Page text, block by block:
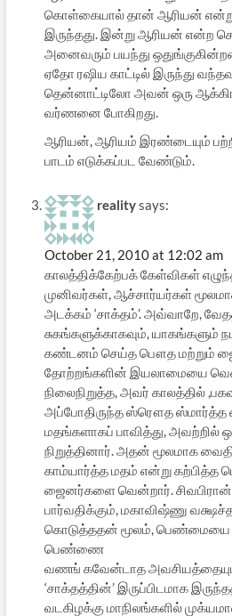
கொள்கையால் தான் ஆரியன் என்று
இருந்தது. இன்று ஆரியன் என்ற
அனைவரும் பயந்து
ஏதோ ரஷிய காட்டில் இருந்து
தென்னாட்டிலோ அவன் ஒரு
வர்ணனை போகிறது.
ஆரியன், ஆரியம் இரண்டையும்
பாடம் எடுக்கப்பட வேண்டும்.
realitysays:
October 21, 2010 at 12:02 am
காலத்திக்கேற்பக் கேள்விகள்
முனிவர்கள், ஆச்சார்யர்கள்
அடக்கம் ‘சாக்தம்’. அவ்வாறே,
சுகங்களுக்காகவும், யாகங்களும்
கண்டனம் செய்த பௌத மற்றும்
தோற்றங்களின் இயலாமையை
நிலைநிறுத்த, அவர் காலத்தில்
அப்போதிருந்த ஸ்ரௌத ஸ்மார்த்த
மதங்களாகப் பாவித்து, அவற்றில்
நிறுத்தினார். அதன் மூலமாக
காம்யார்த்த மதம் என்று கற்பித்த
ஜைனர்களை வென்றார்.
பார்வதிக்கும், மகாவிஷ்ணு
கொடுத்ததன் மூலம்,
பெண்ணை
வணங் கவேன்டாத
‘சாக்தத்தின்’ இருப்பிடமாக
வடகிழக்கு மாநிலங்களில்